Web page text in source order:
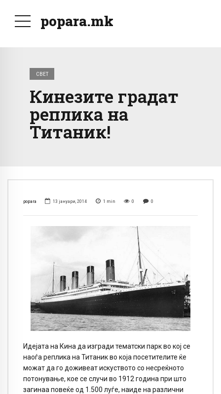
popara.mk
СВЕТ
Кинезите градат
реплика на
Титаник!
popara 13 јануари, 2014 1 min 0 0
Идејата на Кина да изгради тематски парк во кој се
наоѓа реплика на Титаник во која посетителите ќе
можат да го доживеат искуството со несреќното
потонување, кое се случи во 1912 година при што
загинаа повеќе од 1.500 луѓе, наиде на различни